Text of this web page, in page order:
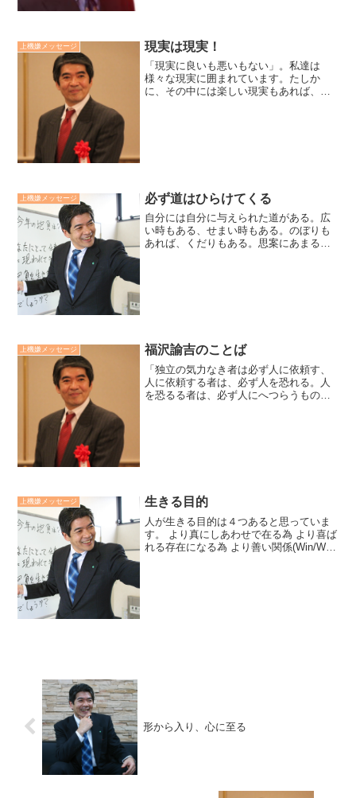
上機嫌メッセージ 現実は現実！
「現実に良いも悪いもない」。私達は
様々な現実に囲まれています。たしか
に、その中には楽しい現実もあれば、つ
上機嫌メッセージ 必ず道はひらけてくる
自分には自分に与えられた道がある。広
い時もある、せまい時もある。のぼりも
あれば、くだりもある。思案にあまる時
上機嫌メッセージ 福沢諭吉のことば
「独立の気力なき者は必ず人に依頼す、
人に依頼する者は、必ず人を恐れる。人
を恐るる者は、必ず人にへつらうものな
上機嫌メッセージ 生きる目的
人が生きる目的は４つあると思っていま
す。 より真にしあわせで在る為 より喜ば
れる存在になる為 より善い関係(Win/Win)
形から入り、心に至る